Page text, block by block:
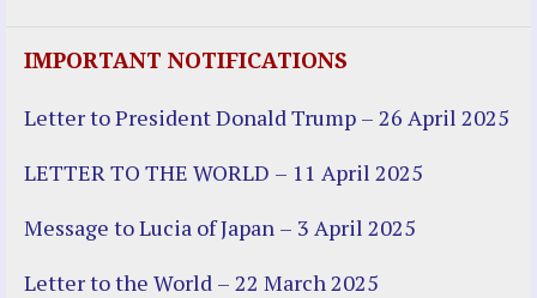
IMPORTANT NOTIFICATIONS
Letter to President Donald Trump – 26 April 2025
LETTER TO THE WORLD – 11 April 2025
Message to Lucia of Japan – 3 April 2025
Letter to the World – 22 March 2025